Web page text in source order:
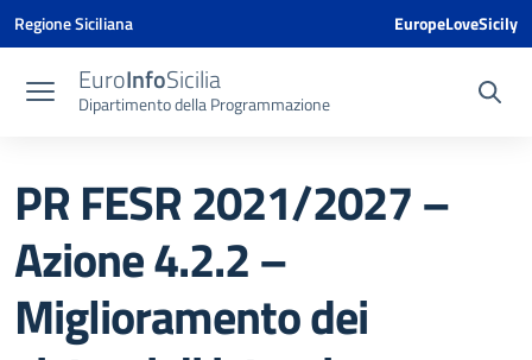
Vai ai contenuti
Vai al menu di navigazione
Vai al footer
Vai al banner delle Cookie Policy
Regione Siciliana EuropeLoveSicily
EuroInfoSicilia
Dipartimento della Programmazione
PR FESR 2021/2027 –
Azione 4.2.2 –
Miglioramento dei